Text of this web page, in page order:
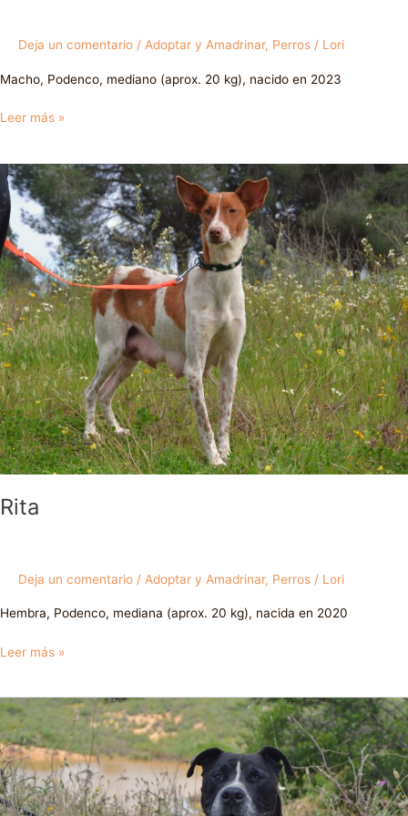
Deja un comentario / Adoptar y Amadrinar, Perros / Lori
Macho, Podenco, mediano (aprox. 20 kg), nacido en 2023
Leer más »
Rita
Deja un comentario / Adoptar y Amadrinar, Perros / Lori
Hembra, Podenco, mediana (aprox. 20 kg), nacida en 2020
Rita
Leer más »
Obby